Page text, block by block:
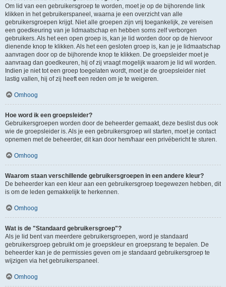
Om lid van een gebruikersgroep te worden, moet je op de bijhorende link
klikken in het gebruikerspaneel, waarna je een overzicht van alle
gebruikersgroepen krijgt. Niet alle groepen zijn vrij toegankelijk, ze vereisen
een goedkeuring van je lidmaatschap en hebben soms zelf verborgen
gebruikers. Als het een open groep is, kan je lid worden door op de hiervoor
dienende knop te klikken. Als het een gesloten groep is, kan je je lidmaatschap
aanvragen door op de bijhorende knop te klikken. De groepsleider moet je
aanvraag dan goedkeuren, hij of zij vraagt mogelijk waarom je lid wil worden.
Indien je niet tot een groep toegelaten wordt, moet je de groepsleider niet
lastig vallen, hij of zij heeft een reden om je te weigeren.
Omhoog
Hoe word ik een groepsleider?
Gebruikersgroepen worden door de beheerder gemaakt, deze beslist dus ook
wie de groepsleider is. Als je een gebruikersgroep wil starten, moet je contact
opnemen met de beheerder, dit kan door hem/haar een privébericht te sturen.
Omhoog
Waarom staan verschillende gebruikersgroepen in een andere kleur?
De beheerder kan een kleur aan een gebruikersgroep toegewezen hebben, dit
is om de leden gemakkelijk te herkennen.
Omhoog
Wat is de "Standaard gebruikersgroep"?
Als je lid bent van meerdere gebruikersgroepen, word je standaard
gebruikersgroep gebruikt om je groepskleur en groepsrang te bepalen. De
beheerder kan je de permissies geven om je standaard gebruikersgroep te
wijzigen via het gebruikerspaneel.
Omhoog